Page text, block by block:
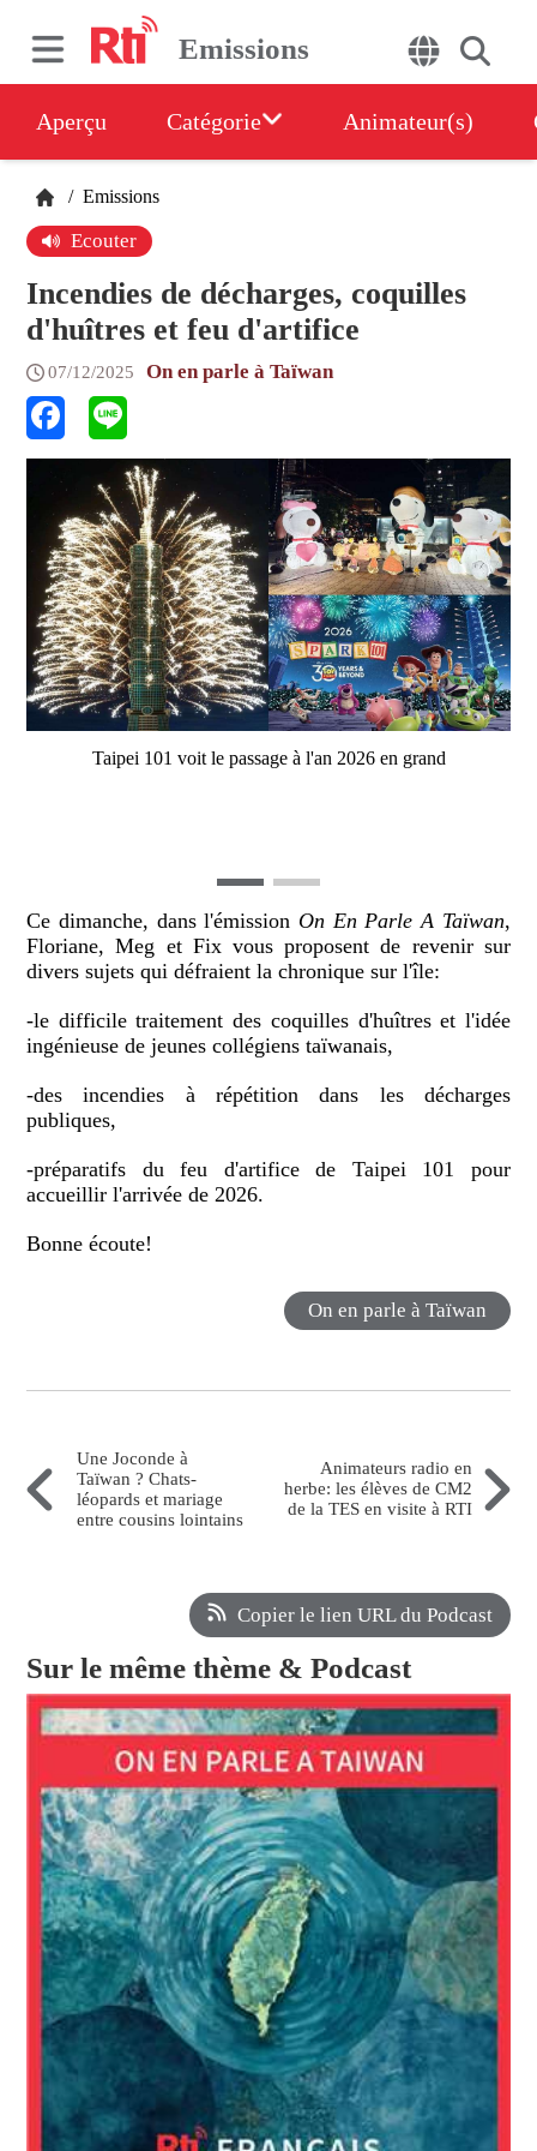
Emissions
Aperçu Catégorie Animateur(s)
/ Emissions
Ecouter
Incendies de décharges, coquilles
d'huîtres et feu d'artifice
07/12/2025 On en parle à Taïwan
Taipei 101 voit le passage à l'an 2026 en grand
Ce dimanche, dans l'émission On En Parle A Taïwan,
Floriane, Meg et Fix vous proposent de revenir sur
divers sujets qui défraient la chronique sur l'île:
-le difficile traitement des coquilles d'huîtres et l'idée
ingénieuse de jeunes collégiens taïwanais,
-des incendies à répétition dans les décharges
publiques,
-préparatifs du feu d'artifice de Taipei 101 pour
accueillir l'arrivée de 2026.
Bonne écoute!
On en parle à Taïwan
Une Joconde à
Taïwan ? Chats-
léopards et mariage
entre cousins lointains
Animateurs radio en
herbe: les élèves de CM2
de la TES en visite à RTI
Copier le lien URL du Podcast
Sur le même thème & Podcast